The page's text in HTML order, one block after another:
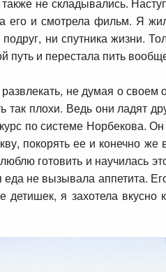
его и смотрела фильм. Я
ни спутника жизни.
путь и перестала пить
не думая о
так плохи. Ведь они ладят
по системе Норбекова.
покорять ее и конечно
готовить и научилась
не вызывала аппетита.
я захотела